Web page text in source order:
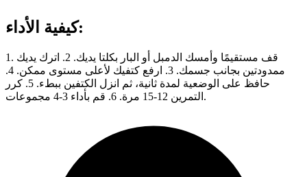
كيفية الأداء:
1. قف مستقيمًا وأمسك الدمبل أو البار بكلتا يديك. 2. اترك يديك
ممدودتين بجانب جسمك. 3. ارفع كتفيك لأعلى مستوى ممكن. 4.
حافظ على الوضعية لمدة ثانية، ثم انزل الكتفين ببطء. 5. كرر
التمرين 12-15 مرة. 6. قم بأداء 3-4 مجموعات.